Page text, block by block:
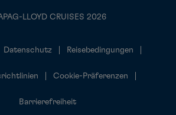
LLOYD CRUISES 2026
Datenschutz Reisebedingungen
Cookie-Präferenzen
Barrierefreiheit